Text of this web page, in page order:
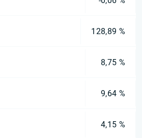
128,89 %
8,75 %
9,64 %
4,15 %